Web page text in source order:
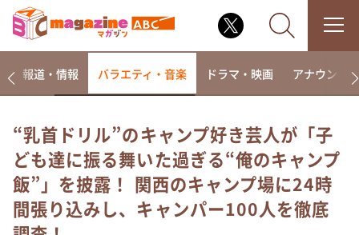
なるみ・岡村の過ぎるTV
相席食堂
これ余談なんですけど・・・
報道・情報 バラエティ・音楽 ドラマ・映画 アナウンサー
“乳首ドリル”のキャンプ好き芸人が「子
ども達に振る舞いた過ぎる“俺のキャンプ
飯”」を披露！ 関西のキャンプ場に24時
間張り込みし、キャンパー100人を徹底